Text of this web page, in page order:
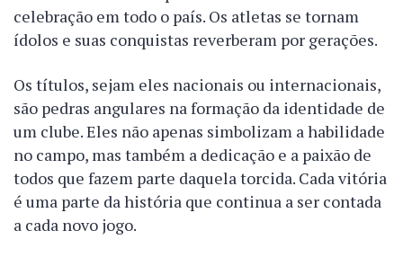
celebração em todo o país. Os atletas se tornam
ídolos e suas conquistas reverberam por gerações.
Os títulos, sejam eles nacionais ou internacionais,
são pedras angulares na formação da identidade de
um clube. Eles não apenas simbolizam a habilidade
no campo, mas também a dedicação e a paixão de
todos que fazem parte daquela torcida. Cada vitória
é uma parte da história que continua a ser contada
a cada novo jogo.